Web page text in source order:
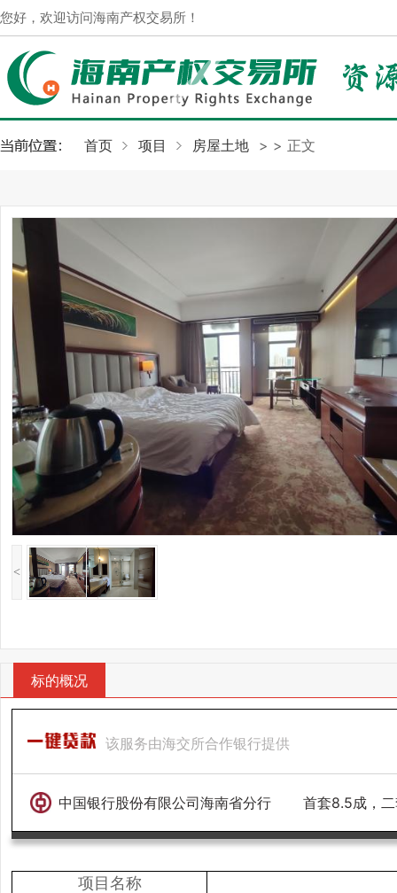
您好，欢迎访问海南产权交易所！
首页 项目 >
房屋土地 > 正文
<
标的概况
该服务由海交所合作银行提供
中国银行股份有限公司海南省分行 首套8.5成，
项目名称